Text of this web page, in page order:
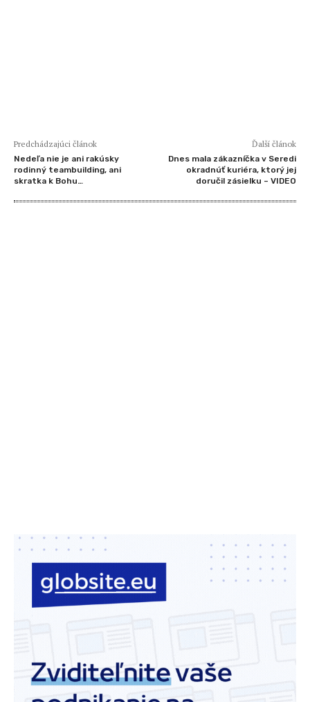
Predchádzajúci článok
Nedeľa nie je ani rakúsky
rodinný teambuilding, ani
skratka k Bohu…
Ďalší článok
Dnes mala zákazníčka v Seredi
okradnúť kuriéra, ktorý jej
doručil zásielku – VIDEO